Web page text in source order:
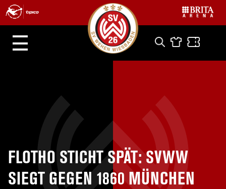
FLOTHO STICHT SPÄT: SVWW
SIEGT GEGEN 1860 MÜNCHEN